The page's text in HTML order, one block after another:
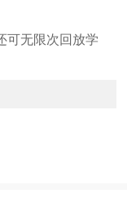
可无限次回放学